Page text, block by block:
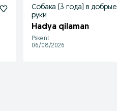
Собака (3 года) в добрые
руки
Hadya qilaman
Pskent
06/08/2026